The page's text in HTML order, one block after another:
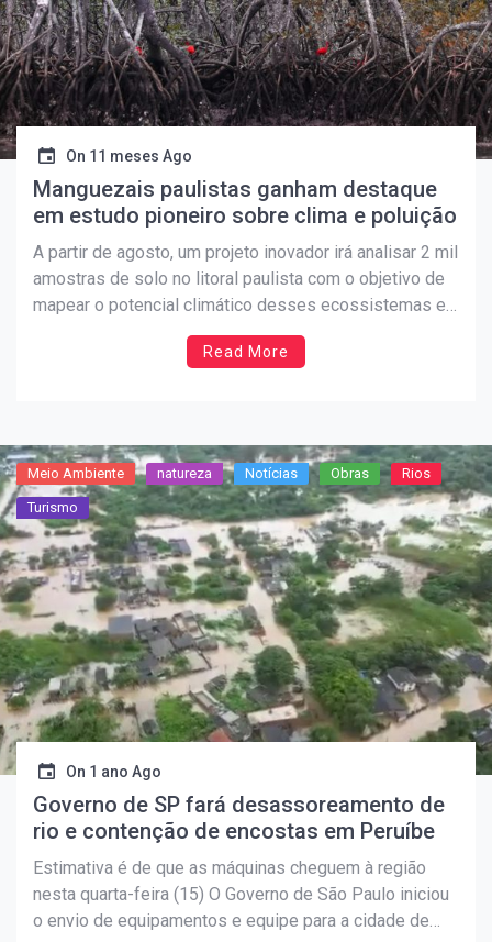
On 11 meses Ago
Manguezais paulistas ganham destaque
em estudo pioneiro sobre clima e poluição
A partir de agosto, um projeto inovador irá analisar 2 mil
amostras de solo no litoral paulista com o objetivo de
mapear o potencial climático desses ecossistemas e
investigar a presença de metais pesados. Os
manguezais do litoral paulista estão no centro de uma
Read More
Meio Ambiente natureza Notícias Obras Rios
Turismo
On 1 ano Ago
Governo de SP fará desassoreamento de
rio e contenção de encostas em Peruíbe
Estimativa é de que as máquinas cheguem à região
nesta quarta-feira (15) O Governo de São Paulo iniciou
o envio de equipamentos e equipe para a cidade de